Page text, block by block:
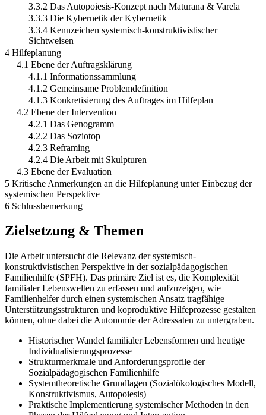
3.3.2 Das Autopoiesis-Konzept nach Maturana & Varela
3.3.3 Die Kybernetik der Kybernetik
3.3.4 Kennzeichen systemisch-konstruktivistischer
Sichtweisen
4 Hilfeplanung
4.1 Ebene der Auftragsklärung
4.1.1 Informationssammlung
4.1.2 Gemeinsame Problemdefinition
4.1.3 Konkretisierung des Auftrages im Hilfeplan
4.2 Ebene der Intervention
4.2.1 Das Genogramm
4.2.2 Das Soziotop
4.2.3 Reframing
4.2.4 Die Arbeit mit Skulpturen
4.3 Ebene der Evaluation
5 Kritische Anmerkungen an die Hilfeplanung unter Einbezug der
systemischen Perspektive
6 Schlussbemerkung
Zielsetzung & Themen
Die Arbeit untersucht die Relevanz der systemisch-
konstruktivistischen Perspektive in der sozialpädagogischen
Familienhilfe (SPFH). Das primäre Ziel ist es, die Komplexität
familialer Lebenswelten zu erfassen und aufzuzeigen, wie
Familienhelfer durch einen systemischen Ansatz tragfähige
Unterstützungsstrukturen und koproduktive Hilfeprozesse gestalten
können, ohne dabei die Autonomie der Adressaten zu untergraben.
Historischer Wandel familialer Lebensformen und heutige
Individualisierungsprozesse
Strukturmerkmale und Anforderungsprofile der
Sozialpädagogischen Familienhilfe
Systemtheoretische Grundlagen (Sozialökologisches Modell,
Konstruktivismus, Autopoiesis)
Praktische Implementierung systemischer Methoden in den